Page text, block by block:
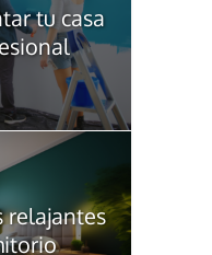
tu casa
relajantes